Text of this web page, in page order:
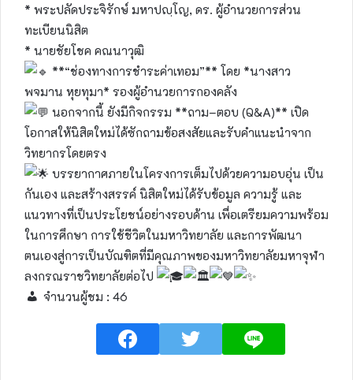
* พระปลัดประจิรักษ์ มหาปญฺโญ, ดร. ผู้อำนวยการส่วน
ทะเบียนนิสิต
* นายชัยโชค คณนาวุฒิ
**“ช่องทางการชำระค่าเทอม”** โดย *นางสาว
พจมาน หุยทุมา* รองผู้อำนวยการกองคลัง
นอกจากนี้ ยังมีกิจกรรม **ถาม–ตอบ (Q&A)** เปิด
โอกาสให้นิสิตใหม่ได้ซักถามข้อสงสัยและรับคำแนะนำจาก
วิทยากรโดยตรง
บรรยากาศภายในโครงการเต็มไปด้วยความอบอุ่น เป็น
กันเอง และสร้างสรรค์ นิสิตใหม่ได้รับข้อมูล ความรู้ และ
แนวทางที่เป็นประโยชน์อย่างรอบด้าน เพื่อเตรียมความพร้อม
ในการศึกษา การใช้ชีวิตในมหาวิทยาลัย และการพัฒนา
ตนเองสู่การเป็นบัณฑิตที่มีคุณภาพของมหาวิทยาลัยมหาจุฬา
ลงกรณราชวิทยาลัยต่อไป
จำนวนผู้ชม : 46